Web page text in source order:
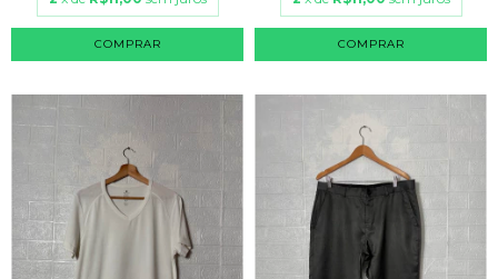
COMPRAR COMPRAR